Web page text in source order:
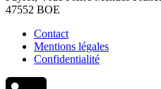
47552 BOE
Contact
Mentions légales
Confidentialité